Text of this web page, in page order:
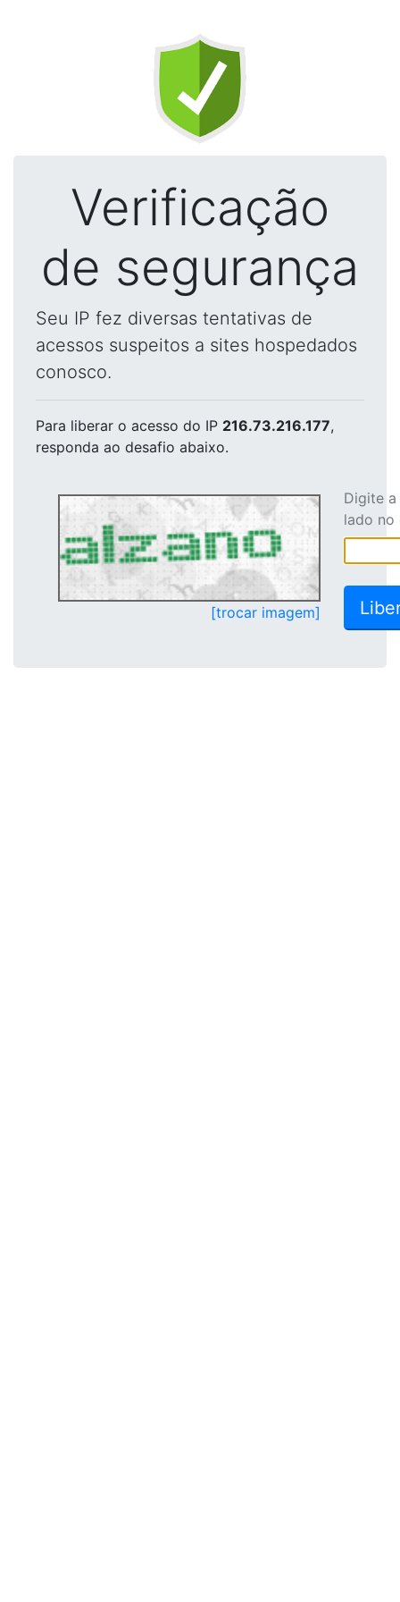
Verificação
de segurança
Seu IP fez diversas tentativas de
acessos suspeitos a sites hospedados
conosco.
Para liberar o acesso do IP 216.73.216.177,
responda ao desafio abaixo.
[trocar imagem]
Digite
lado no